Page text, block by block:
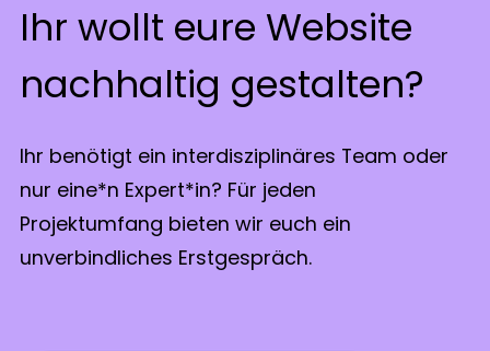
Ihr wollt eure Website
nachhaltig gestalten?
Ihr benötigt ein interdisziplinäres Team oder
nur eine*n Expert*in? Für jeden
Projektumfang bieten wir euch ein
unverbindliches Erstgespräch.